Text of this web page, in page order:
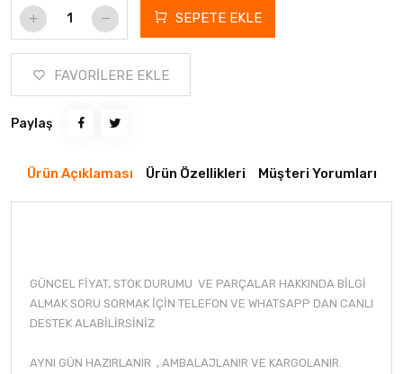
SEPETE EKLE
FAVORİLERE EKLE
Paylaş
Ürün Açıklaması Ürün Özellikleri Müşteri Yorumları
GÜNCEL FİYAT, STOK DURUMU VE PARÇALAR HAKKINDA BİLGİ
ALMAK SORU SORMAK İÇİN TELEFON VE WHATSAPP DAN CANLI
DESTEK ALABİLİRSİNİZ
AYNI GÜN HAZIRLANIR , AMBALAJLANIR VE KARGOLANIR.